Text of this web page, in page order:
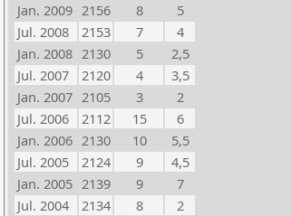
Jan. 2009 2156 8
5
Jul. 2008
2153 7
4
Jan. 2008 2130 5
2,5
Jul. 2007
2120 4
3,5
Jan. 2007 2105 3
2
Jul. 2006
2112 15
6
Jan. 2006 2130 10
5,5
Jul. 2005
2124 9
4,5
Jan. 2005 2139 9
7
Jul. 2004
2134 8
2